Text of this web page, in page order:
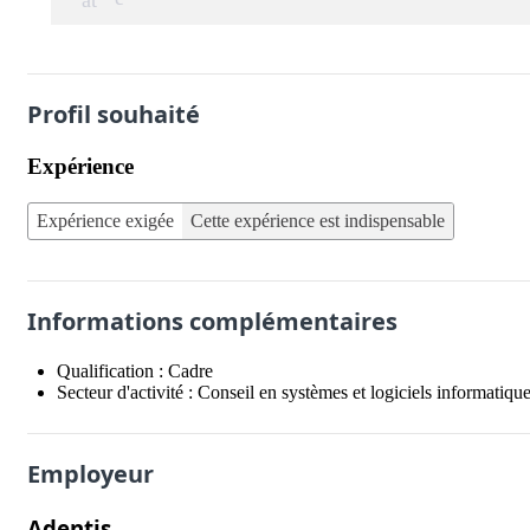
Profil souhaité
Expérience
Expérience exigée Cette expérience est indispensable
Informations complémentaires
Qualification : Cadre
Secteur d'activité : Conseil en systèmes et logiciels
Employeur